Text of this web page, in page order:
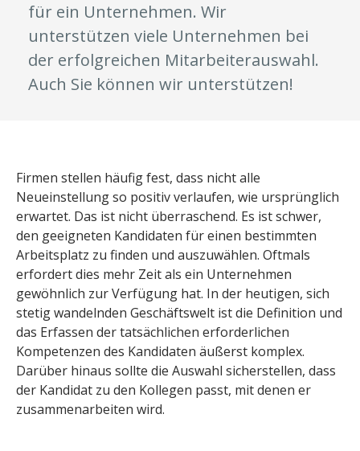
für ein Unternehmen. Wir
unterstützen viele Unternehmen bei
der erfolgreichen Mitarbeiterauswahl.
Auch Sie können wir unterstützen!
Firmen stellen häufig fest, dass nicht alle
Neueinstellung so positiv verlaufen, wie ursprünglich
erwartet. Das ist nicht überraschend. Es ist schwer,
den geeigneten Kandidaten für einen bestimmten
Arbeitsplatz zu finden und auszuwählen. Oftmals
erfordert dies mehr Zeit als ein Unternehmen
gewöhnlich zur Verfügung hat. In der heutigen, sich
stetig wandelnden Geschäftswelt ist die Definition und
das Erfassen der tatsächlichen erforderlichen
Kompetenzen des Kandidaten äußerst komplex.
Darüber hinaus sollte die Auswahl sicherstellen, dass
der Kandidat zu den Kollegen passt, mit denen er
zusammenarbeiten wird.